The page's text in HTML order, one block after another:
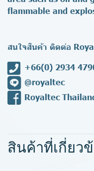
flammable and
สนใจสินค้า ติดต่อ
+66(0) 2934
@royaltec
Royaltec
สินค้าที่เกี่ยว